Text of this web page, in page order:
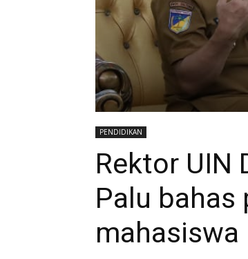
PENDIDIKAN
Rektor UIN
Palu bahas
mahasiswa